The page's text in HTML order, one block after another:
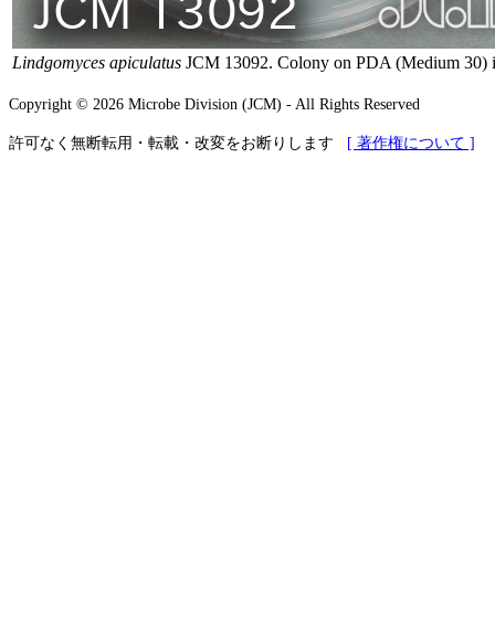
Lindgomyces apiculatus JCM 13092. Colony on PDA (Medium 30)
Copyright © 2026 Microbe Division (JCM) - All Rights Reserved
許可なく無断転用・転載・改変をお断りします [ 著作権について ]